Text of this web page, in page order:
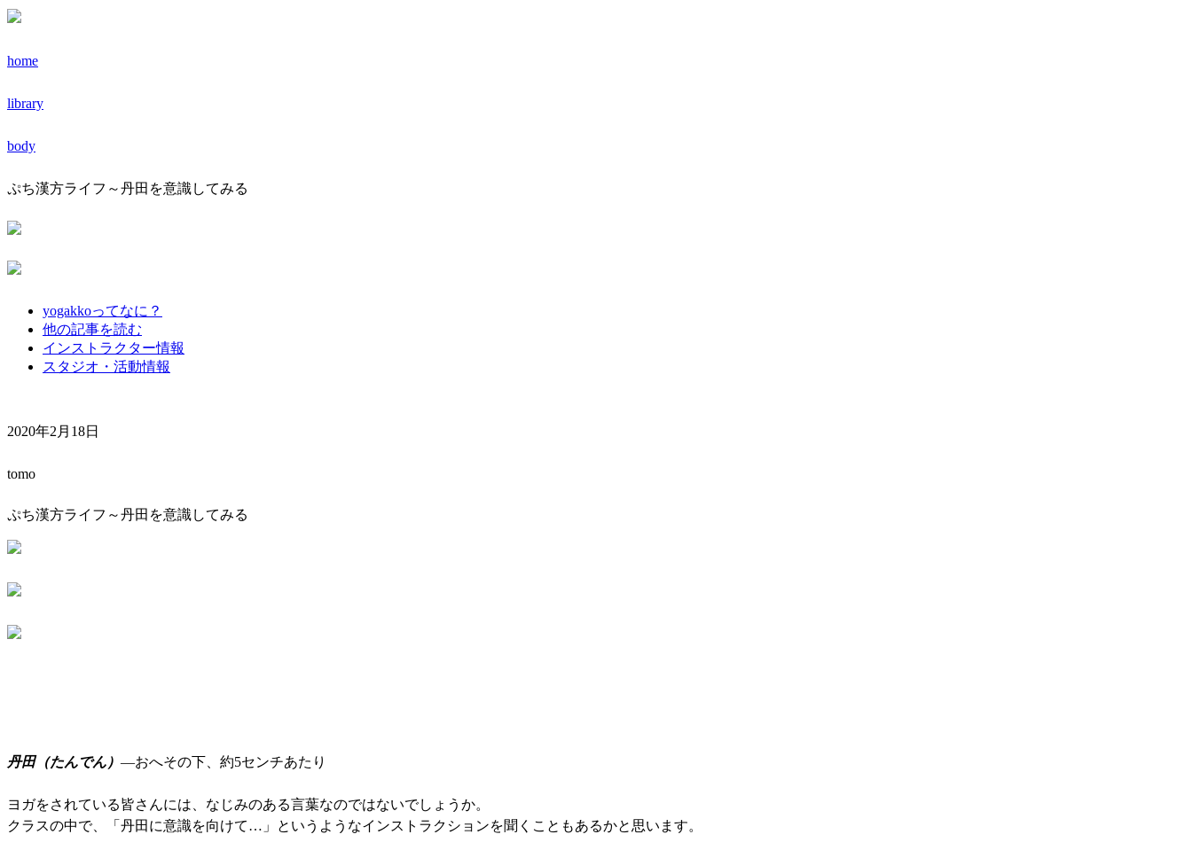
home
library
body
ぷち漢方ライフ～丹田を意識してみる
yogakkoってなに？
他の記事を読む
インストラクター情報
スタジオ・活動情報
2020年2月18日
tomo
ぷち漢方ライフ～丹田を意識してみる
丹田（たんでん） ―おへその下、約5センチあたり
ヨガをされている皆さんには、なじみのある言葉なのではないでしょうか。
クラスの中で、「丹田に意識を向けて…」というようなインストラクションを聞くこともあるかと思います。